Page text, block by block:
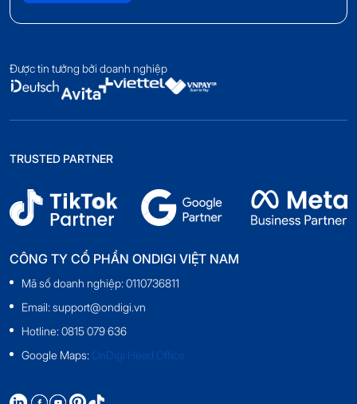
Được tin tưởng bởi doanh nghiệp
TRUSTED PARTNER
CÔNG TY CỔ PHẦN ONDIGI VIỆT NAM
Mã số doanh nghiệp: 0110736811
Email: support@ondigi.vn
Hotline: 0815 079 636
Google Maps: OnDigi Head Office